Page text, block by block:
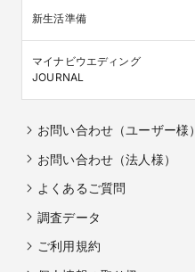
新生活準備
マイナビウエディング
JOURNAL
お問い合わせ（ユーザー様）
お問い合わせ（法人様）
よくあるご質問
調査データ
ご利用規約